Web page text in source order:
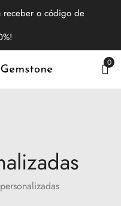
receber o código de
0